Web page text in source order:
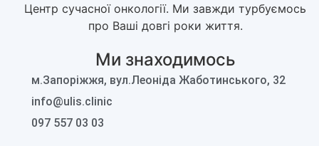
Центр сучасної онкології. Ми завжди турбуємось
про Ваші довгі роки життя.
Ми знаходимось
м.Запоріжжя, вул.Леоніда Жаботинського, 32
info@ulis.clinic
097 557 03 03